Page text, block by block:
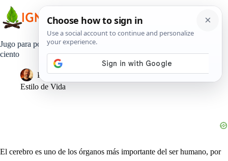
contenido
Jugo para potenciar memoria hasta un ochenta y nueve por
ciento
Pedro Lisperguer
12 enero, 2022
Estilo de Vida
El cerebro es uno de los órganos más importante del ser humano, por